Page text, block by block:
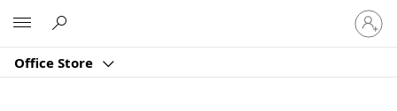
Office Store
vous
à
compte